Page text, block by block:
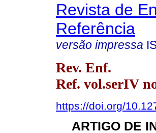
Revista de
Referência
versão impressa
Rev. Enf.
Ref. vol.serIV
https://doi.org/
ARTIGO DE